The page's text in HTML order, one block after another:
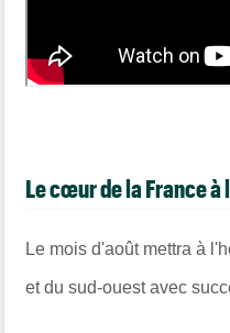
Le cœur de la France
Le mois d'août mettra à
et du sud-ouest avec